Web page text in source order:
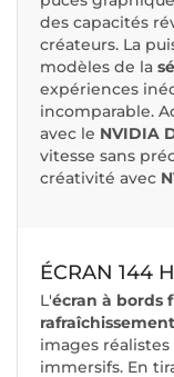
des capacités
créateurs. La
modèles de la
expériences
incomparable.
avec le NVIDIA
vitesse sans
créativité avec
ÉCRAN 144
L'écran à bords
images
immersifs. En